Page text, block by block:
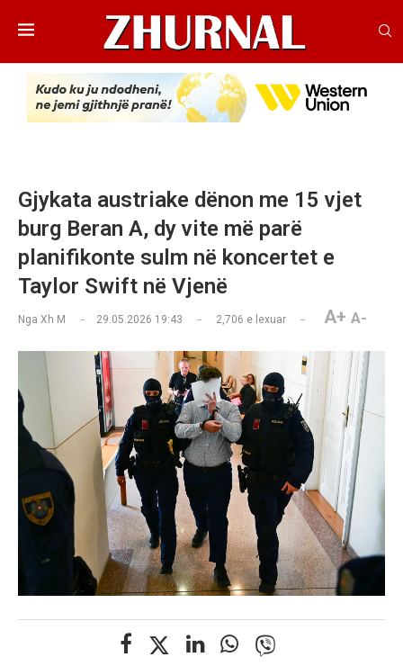
Gjykata austriake dënon me 15 vjet
burg Beran A, dy vite më parë
planifikonte sulm në koncertet e
Taylor Swift në Vjenë
Nga Xh M 29.05.2026 19:43 2,706 e lexuar A+ A-